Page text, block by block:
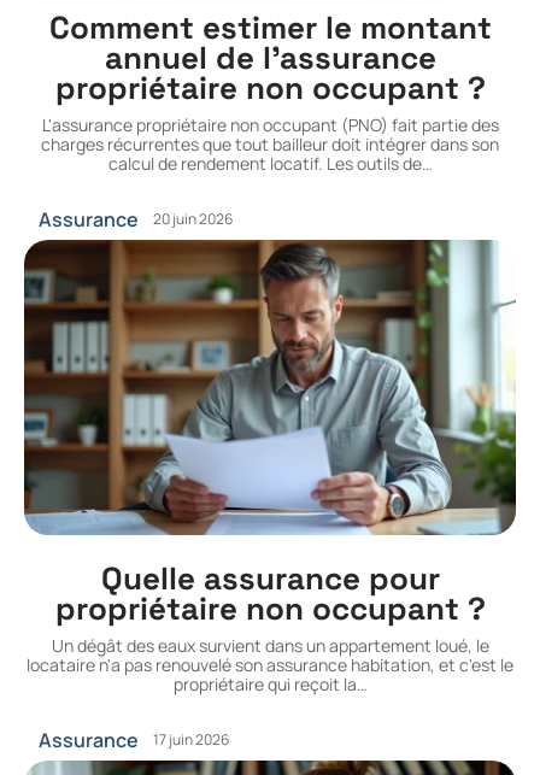
Comment estimer le montant
annuel de l’assurance
propriétaire non occupant ?
L'assurance propriétaire non occupant (PNO) fait partie des
charges récurrentes que tout bailleur doit intégrer dans son
calcul de rendement locatif. Les outils de…
Assurance 20 juin 2026
Quelle assurance pour
propriétaire non occupant ?
Un dégât des eaux survient dans un appartement loué, le
locataire n'a pas renouvelé son assurance habitation, et c'est le
propriétaire qui reçoit la…
Assurance 17 juin 2026